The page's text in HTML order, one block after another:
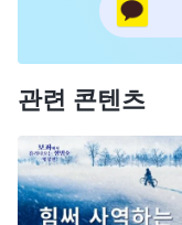
관련 콘텐츠